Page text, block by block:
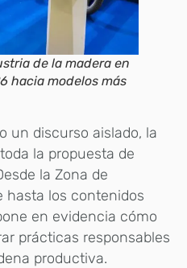
de la madera en
hacia modelos más
un discurso aislado, la
la propuesta de
la Zona de
hasta los contenidos
en evidencia cómo
prácticas responsables
productiva.